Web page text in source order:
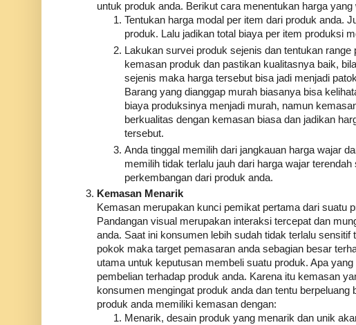
untuk produk anda. Berikut cara menentukan harga
Tentukan harga modal per item dari produk anda.
produk. Lalu jadikan total biaya per item produksi
Lakukan survei produk sejenis dan tentukan
kemasan produk dan pastikan kualitasnya baik,
sejenis maka harga tersebut bisa jadi menjadi
Barang yang dianggap murah biasanya bisa
biaya produksinya menjadi murah, namun
berkualitas dengan kemasan biasa dan jadikan
tersebut.
Anda tinggal memilih dari jangkauan harga wajar
memilih tidak terlalu jauh dari harga wajar
perkembangan dari produk anda.
Kemasan Menarik
Kemasan merupakan kunci pemikat pertama dari suatu
Pandangan visual merupakan interaksi tercepat dan
anda. Saat ini konsumen lebih sudah tidak terlalu
pokok maka target pemasaran anda sebagian besar
utama untuk keputusan membeli suatu produk. Apa
pembelian terhadap produk anda. Karena itu kemasan
konsumen mengingat produk anda dan tentu
produk anda memiliki kemasan dengan:
Menarik, desain produk yang menarik dan unik